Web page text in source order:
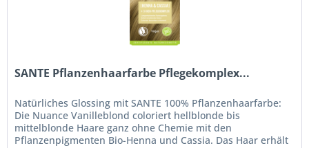
SANTE Pflanzenhaarfarbe Pflegekomplex...
Natürliches Glossing mit SANTE 100% Pflanzenhaarfarbe:
Die Nuance Vanilleblond coloriert hellblonde bis
mittelblonde Haare ganz ohne Chemie mit den
Pflanzenpigmenten Bio-Henna und Cassia. Das Haar erhält